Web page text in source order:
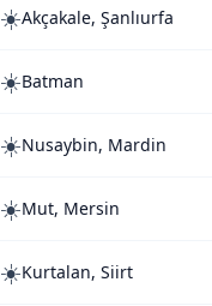
☀️Akçakale, Şanlıurfa
☀️Batman
☀️Nusaybin, Mardin
☀️Mut, Mersin
☀️Kurtalan, Siirt